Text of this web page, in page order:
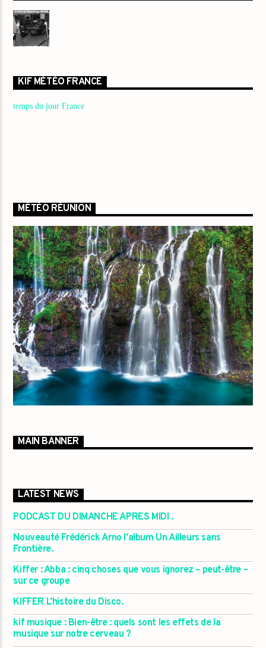
KIF MÉTÉO FRANCE
temps du jour France
MÉTÉO RÉUNION
MAIN BANNER
LATEST NEWS
PODCAST DU DIMANCHE APRES MIDI .
Nouveauté Frédérick Arno l’album Un Ailleurs sans
Frontière.
Kiffer : Abba : cinq choses que vous ignorez – peut-être –
sur ce groupe
KIFFER L’histoire du Disco.
kif musique : Bien-être : quels sont les effets de la
musique sur notre cerveau ?